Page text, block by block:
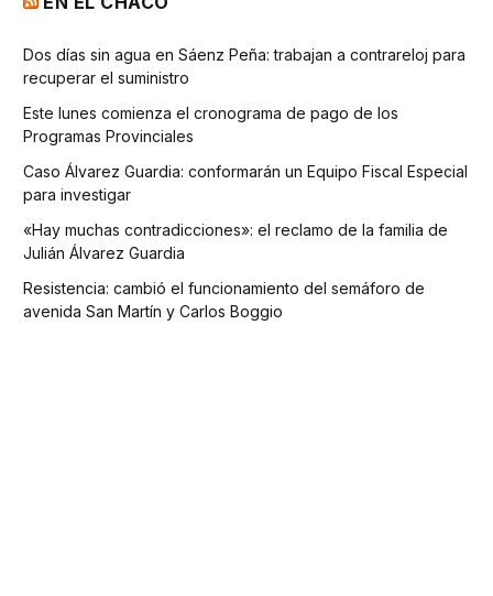
Dos días sin agua en Sáenz Peña: trabajan a contrareloj para
recuperar el suministro
Este lunes comienza el cronograma de pago de los
Programas Provinciales
Caso Álvarez Guardia: conformarán un Equipo Fiscal Especial
para investigar
«Hay muchas contradicciones»: el reclamo de la familia de
Julián Álvarez Guardia
Resistencia: cambió el funcionamiento del semáforo de
avenida San Martín y Carlos Boggio